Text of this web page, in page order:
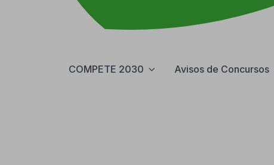
COMPETE 2030 Avisos de Concursos